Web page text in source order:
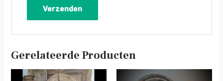
Gerelateerde Producten